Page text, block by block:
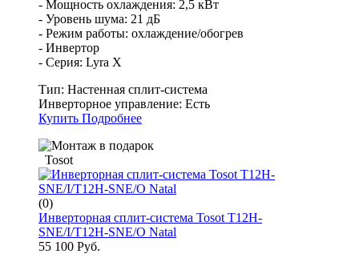
- Мощность охлаждения: 2,5 кВт
- Уровень шума: 21 дБ
- Режим работы: охлаждение/обогрев
- Инвертор
- Серия: Lyra X
Тип: Настенная сплит-система
Инверторное управление: Есть
Купить Подробнее
Tosot
(0)
Инверторная сплит-система Tosot T12H-
SNE/I/T12H-SNE/O Natal
55 100 Руб.